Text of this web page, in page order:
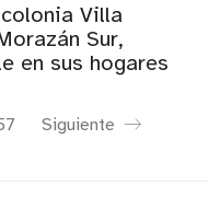
Villa
Sur,
en sus hogares
Siguiente